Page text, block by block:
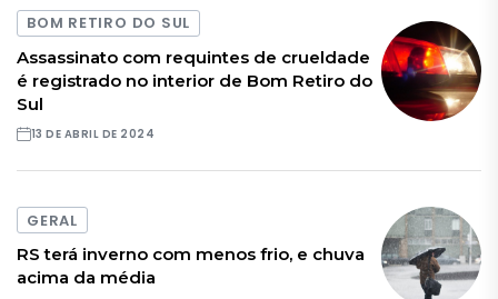
BOM RETIRO DO SUL
Assassinato com requintes de crueldade
é registrado no interior de Bom Retiro do
Sul
13 DE ABRIL DE 2024
GERAL
RS terá inverno com menos frio, e chuva
acima da média